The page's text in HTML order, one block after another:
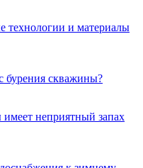
технологии и материалы
бурения скважины?
имеет неприятный запах